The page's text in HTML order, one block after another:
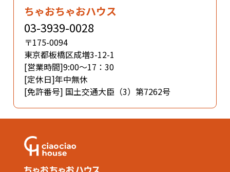
ちゃおちゃおハウス
03-3939-0028
〒175-0094
東京都板橋区成増3-12-1
[営業時間]9:00～17：30
[定休日]年中無休
[免許番号] 国土交通大臣（3）第7262号